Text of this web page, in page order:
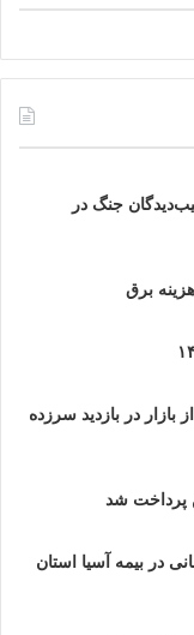
آسیب‌دیدگان جنگ در
برق
بازار در بازدید سرزده
در بیمه آسیا استان